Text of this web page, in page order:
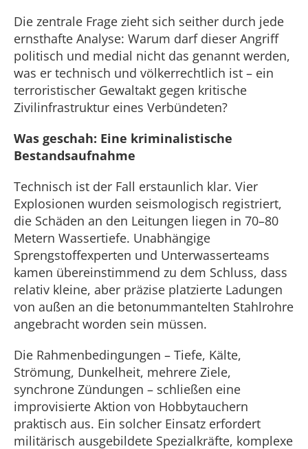
Die zentrale Frage zieht sich seither durch jede
ernsthafte Analyse: Warum darf dieser Angriff
politisch und medial nicht das genannt werden,
was er technisch und völkerrechtlich ist – ein
terroristischer Gewaltakt gegen kritische
Zivilinfrastruktur eines Verbündeten?
Was geschah: Eine kriminalistische
Bestandsaufnahme
Technisch ist der Fall erstaunlich klar. Vier
Explosionen wurden seismologisch registriert,
die Schäden an den Leitungen liegen in 70–80
Metern Wassertiefe. Unabhängige
Sprengstoffexperten und Unterwasserteams
kamen übereinstimmend zu dem Schluss, dass
relativ kleine, aber präzise platzierte Ladungen
von außen an die betonummantelten Stahlrohre
angebracht worden sein müssen.
Die Rahmenbedingungen – Tiefe, Kälte,
Strömung, Dunkelheit, mehrere Ziele,
synchrone Zündungen – schließen eine
improvisierte Aktion von Hobbytauchern
praktisch aus. Ein solcher Einsatz erfordert
militärisch ausgebildete Spezialkräfte, komplexe